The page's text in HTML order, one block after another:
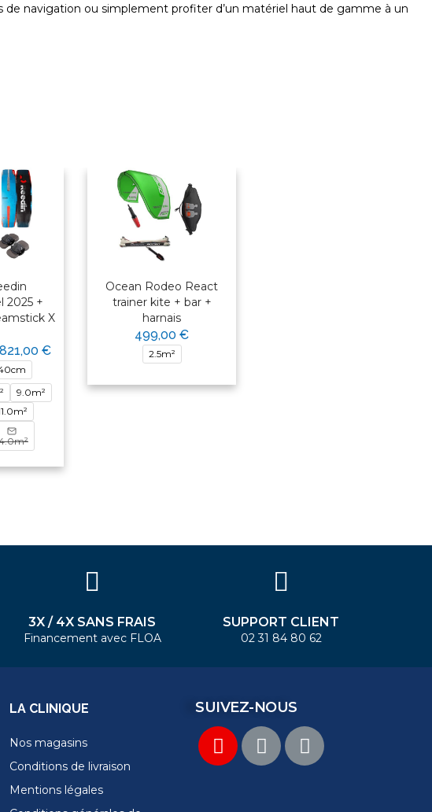
navigation ou simplement profiter d’un matériel haut de gamme à un
2025 +
X
€
9.0m²
Ocean Rodeo React
trainer kite + bar +
harnais
499,00 €
2.5m²
3X / 4X SANS FRAIS
Financement avec FLOA
SUPPORT CLIENT
02 31 84 80 62
LA CLINIQUE
Nos magasins
Conditions de livraison
Mentions légales
SUIVEZ-NOUS